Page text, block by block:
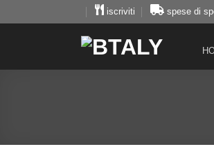
ai
iscriviti spese di